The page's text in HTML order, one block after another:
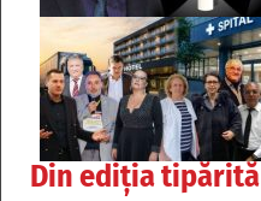
Din ediția tipărită